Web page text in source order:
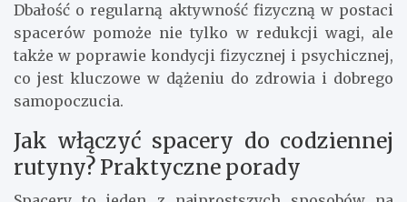
Dbałość o regularną aktywność fizyczną w postaci
spacerów pomoże nie tylko w redukcji wagi, ale
także w poprawie kondycji fizycznej i psychicznej,
co jest kluczowe w dążeniu do zdrowia i dobrego
samopoczucia.
Jak włączyć spacery do codziennej
rutyny? Praktyczne porady